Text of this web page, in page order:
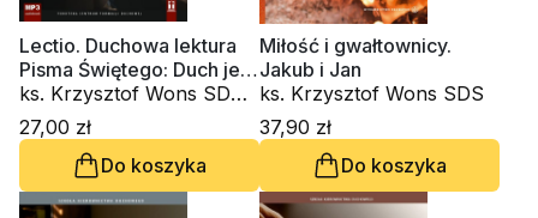
Lectio. Duchowa lektura
Pisma Świętego: Duch jest
już w literze (CD-
audiobook)
ks. Krzysztof Wons SDS,
Lorenzo Saraceno
OSBCam
27,00 zł
Do koszyka
Miłość i gwałtownicy.
Jakub i Jan
ks. Krzysztof Wons SDS
37,90 zł
Do koszyka